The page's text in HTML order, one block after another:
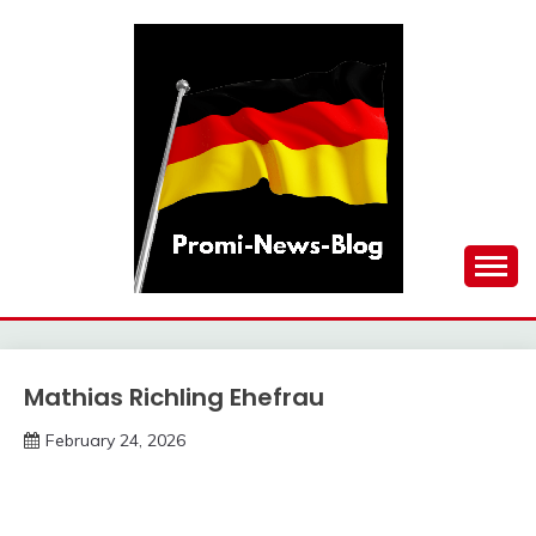
PROMI-NEWS-BLOG
Trends
Mathias Richling Ehefrau
February 24, 2026